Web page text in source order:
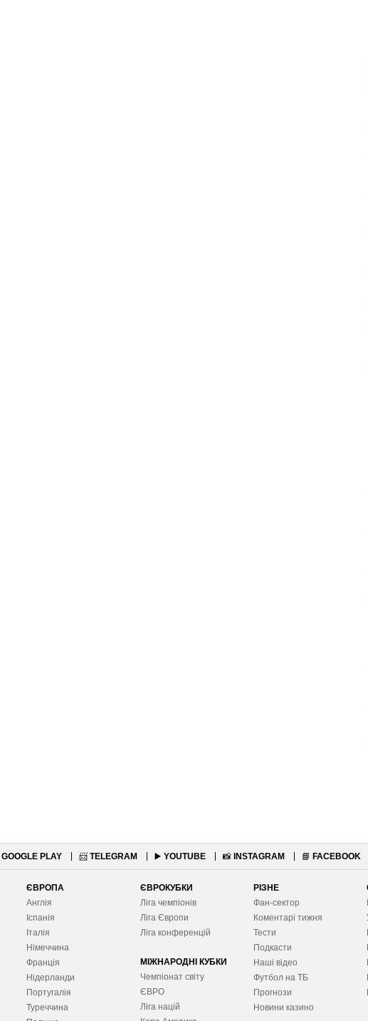
GOOGLE PLAY 📨 TELEGRAM ▶️ YOUTUBE 📸 INSTAGRAM 📘 FACEBOOK
ЄВРОПА
Англія
Іспанія
Італія
Німеччина
Франція
Нідерланди
Португалія
Туреччина
ЄВРОКУБКИ
Ліга чемпіонів
Ліга Європи
Ліга конференцій
МІЖНАРОДНІ КУБКИ
Чемпіонат світу
ЄВРО
Ліга націй
РІЗНЕ
Фан-сектор
Коментарі тижня
Тести
Подкасти
Наші відео
Футбол на ТБ
Прогнози
Новини казино